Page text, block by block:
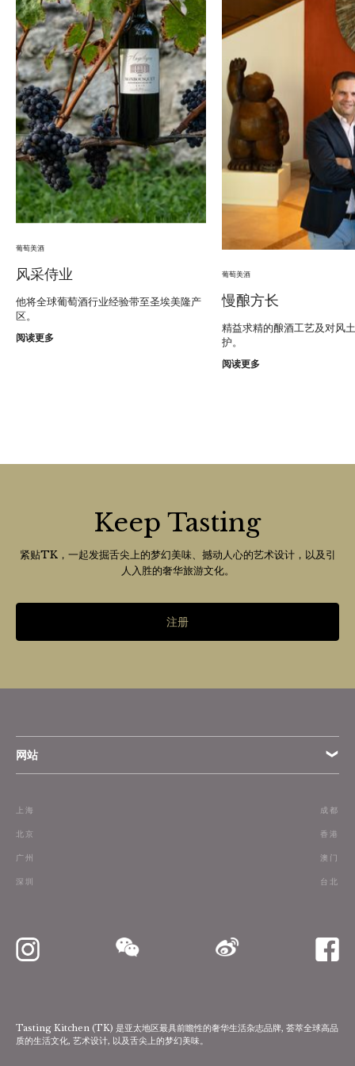
葡萄美酒
风采侍业
他将全球葡萄酒行业经验带至圣埃美隆产
区。
阅读更多
葡萄美酒
慢酿方长
精益求精的酿酒工艺及对风
护。
阅读更多
Keep Tasting
紧贴TK，一起发掘舌尖上的梦幻美味、撼动人心的艺术设计，以及引
人入胜的奢华旅游文化。
注册
网站
订阅
上海
北京
广州
深圳
成都
香港
澳门
台北
Tasting Kitchen (TK) 是亚太地区最具前瞻性的奢华生活杂志品牌, 荟萃全球高品
质的生活文化, 艺术设计, 以及舌尖上的梦幻美味。